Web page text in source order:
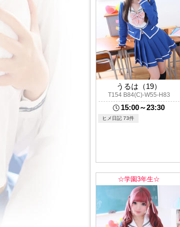
うるは（19）
T154 B84(C)-W55-H83
15:00～23:30
ヒメ日記 73件
☆学園3年生☆